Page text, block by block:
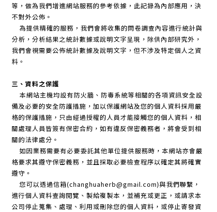
等，做為我們增進網站服務的參考依據，此記錄為內部應用，決
不對外公佈。
為提供精確的服務，我們會將收集的問卷調查內容進行統計與
分析，分析結果之統計數據或說明文字呈現，除供內部研究外，
我們會視需要公佈統計數據及說明文字，但不涉及特定個人之資
料。
三、資料之保護
本網站主機均設有防火牆、防毒系統等相關的各項資訊安全設
備及必要的安全防護措施，加以保護網站及您的個人資料採用嚴
格的保護措施，只由經過授權的人員才能接觸您的個人資料，相
關處理人員皆簽有保密合約，如有違反保密義務者，將會受到相
關的法律處分。
如因業務需要有必要委託其他單位提供服務時，本網站亦會嚴
格要求其遵守保密義務，並且採取必要檢查程序以確定其將確實
遵守。
您可以透過信箱(changhuaherb@gmail.com)與我們聯繫，
進行個人資料查詢閱覽、製給複製本，並補充或更正，或請求本
公司停止蒐集、處理、利用或刪除您的個人資料，或停止寄發資